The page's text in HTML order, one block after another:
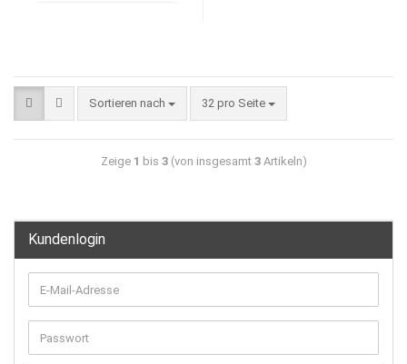
Sortieren nach 32 pro Seite
Zeige 1 bis 3(von insgesamt 3Artikeln)
Kundenlogin